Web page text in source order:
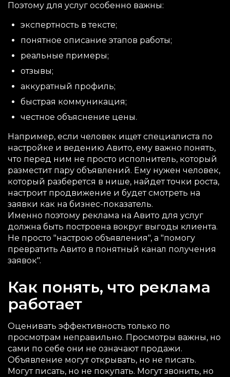
Поэтому для услуг особенно важны:
экспертность в тексте;
понятное описание этапов работы;
реальные примеры;
отзывы;
аккуратный профиль;
быстрая коммуникация;
честное объяснение цены.
Например, если человек ищет специалиста по
настройке и ведению Авито, ему важно понять,
что перед ним не просто исполнитель, который
разместит пару объявлений. Ему нужен человек,
который разберется в нише, найдет точки роста,
настроит продвижение и будет смотреть на
заявки как на бизнес-показатель.
Именно поэтому реклама на Авито для услуг
должна быть построена вокруг выгоды клиента.
Не просто "настрою объявления", а "помогу
превратить Авито в понятный канал получения
заявок".
Как понять, что реклама
работает
Оценивать эффективность только по
просмотрам неправильно. Просмотры важны, но
сами по себе они не означают продажи.
Объявление могут открывать, но не писать.
Могут писать, но не покупать. Могут звонить, но